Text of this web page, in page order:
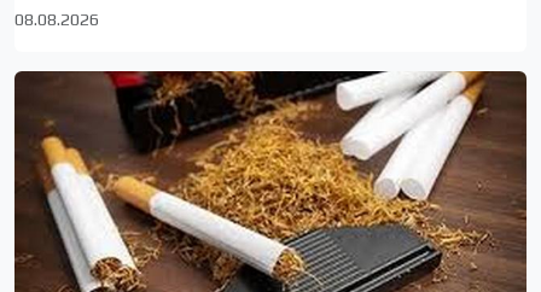
08.08.2026